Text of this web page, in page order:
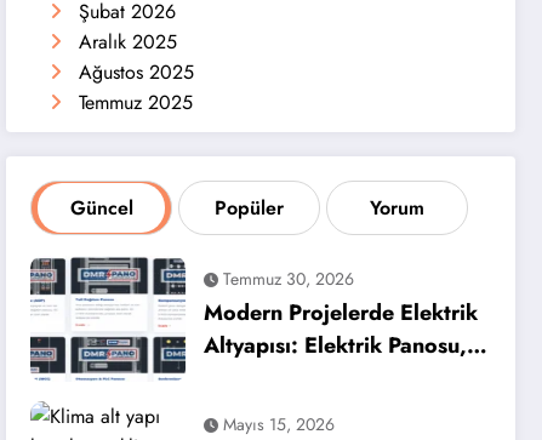
Şubat 2026
Aralık 2025
Ağustos 2025
Temmuz 2025
Güncel Popüler Yorum
Temmuz 30, 2026
Modern Projelerde Elektrik
Altyapısı: Elektrik Panosu,
Panosu
Mayıs 15, 2026